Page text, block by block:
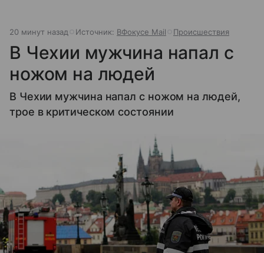
20 минут назад Источник: ВФокусе Mail Происшествия
В Чехии мужчина напал с
ножом на людей
В Чехии мужчина напал с ножом на людей,
трое в критическом состоянии